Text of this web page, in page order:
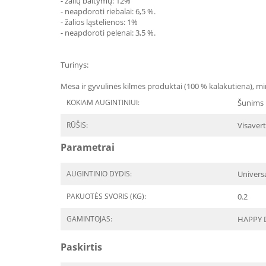
- neapdoroti riebalai: 6,5 %.
- žalios ląstelienos: 1%
- neapdoroti pelenai: 3,5 %.
Turinys:
Mėsa ir gyvulinės kilmės produktai (100 % kalakutiena),
KOKIAM AUGINTINIUI: Šunims
RŪŠIS:
Parametrai
AUGINTINIO DYDIS:
PAKUOTĖS SVORIS (KG): 0.2
GAMINTOJAS: HAPPY
Paskirtis